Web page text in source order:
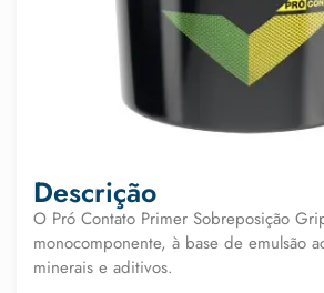
Descrição
O Pró Contato Primer Sobreposição
monocomponente, à base de emulsão
minerais e aditivos.